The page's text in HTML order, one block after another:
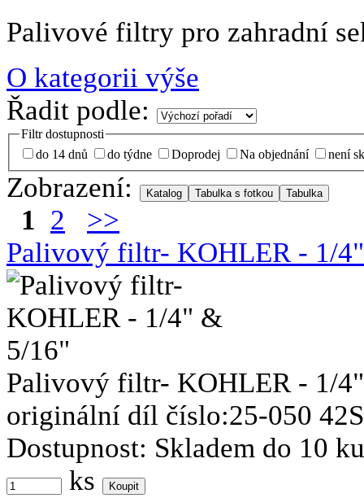
Palivové filtry pro zahradní
O kategorii výše
Řadit podle:
Filtr dostupnosti
do 14 dnů
do týdne Doprodej Na objednání není
Zobrazení:
1 2
>>
Palivový filtr- KOHLER - 1/
Palivový filtr- KOHLER - 1/
originální díl číslo:25-050 42S
Dostupnost: Skladem do 10
ks